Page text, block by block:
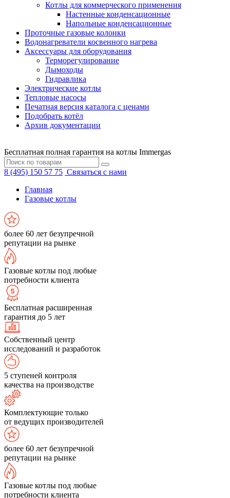
Котлы для коммерческого применения
Настенные конденсационные
Напольные конденсационные
Проточные газовые колонки
Водонагреватели косвенного нагрева
Аксессуары для оборудования
Терморегулирование
Дымоходы
Гидравлика
Электрические котлы
Тепловые насосы
Печатная версия каталога с ценами
Подобрать котёл
Архив документации
Бесплатная полная гарантия на котлы Immergas
8 (495) 150 57 75 Связаться с нами
Главная
Газовые котлы
более 60 лет безупречной
репутации на рынке
Газовые котлы под любые
потребности клиента
Бесплатная расширенная
гарантия до 5 лет
Собственный центр
исследований и разработок
5 ступеней контроля
качества на производстве
Комплектующие только
от ведущих производителей
более 60 лет безупречной
репутации на рынке
Газовые котлы под любые
потребности клиента